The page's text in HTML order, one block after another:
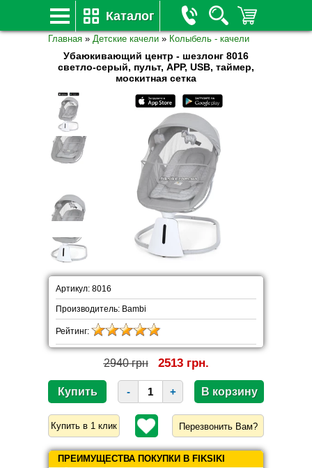
Каталог
Главная » Детские качели » Колыбель - качели
Убаюкивающий центр - шезлонг 8016
светло-серый, пульт, APP, USB, таймер,
москитная сетка
Артикул: 8016
Производитель: Bambi
Рейтинг:
2940 грн 2513 грн.
- +
Перезвонить Вам?
ПРЕИМУЩЕСТВА ПОКУПКИ В FIKSIKI